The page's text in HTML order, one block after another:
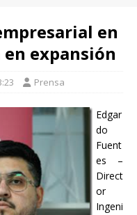
en
en expansión
Prensa
Edgar
do
Fuent
es –
Direct
or
Ingeni